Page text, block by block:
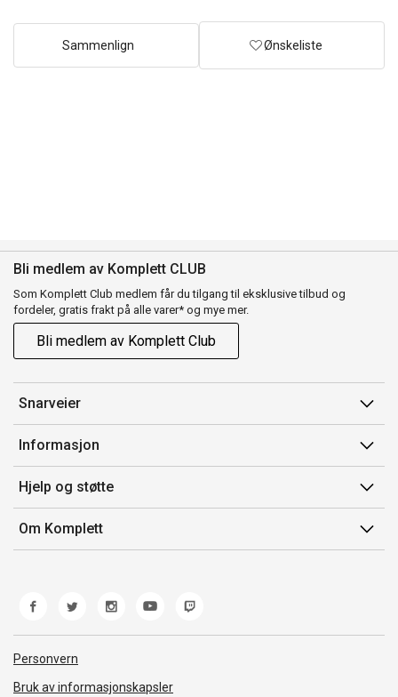
Sammenlign Ønskeliste
Bli medlem av Komplett CLUB
Som Komplett Club medlem får du tilgang til eksklusive tilbud og
fordeler, gratis frakt på alle varer* og mye mer.
Bli medlem av Komplett Club
Snarveier
Min side
Ordreoversikt
Flex
Komplett Club
Informasjon
Salgsbetingelser
Medlemsvilkår for Komplett Club
Merker/produsent
Hjelp og støtte
Kontakt oss
Kundeservice
Retur
Reklamasjon og garanti
Frakt og levering
Om Komplett
Personvern
Bruk av informasjonskapsler